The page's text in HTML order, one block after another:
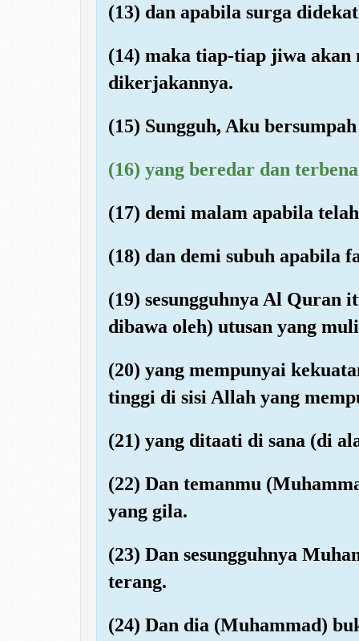
(13) dan apabila surga
(14) maka tiap-tiap jiwa akan
dikerjakannya.
(15) Sungguh, Aku
(16) yang beredar dan
(17) demi malam apabila
(18) dan demi subuh apabila
(19) sesungguhnya Al Quran
dibawa oleh) utusan yang
(20) yang mempunyai
tinggi di sisi Allah yang
(21) yang ditaati di sana (di
(22) Dan temanmu
yang gila.
(23) Dan sesungguhnya
terang.
(24) Dan dia (Muhammad)